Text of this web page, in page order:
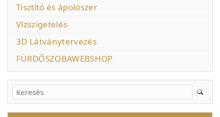
Tisztító és ápolószer
Vízszigetelés
3D Látványtervezés
FÜRDŐSZOBAWEBSHOP